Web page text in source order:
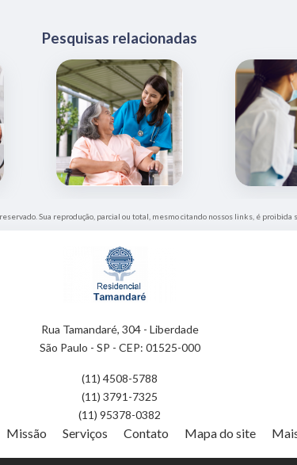
Pesquisas relacionadas
Sua reprodução, parcial ou total, mesmo citando nossos links, é
Rua Tamandaré, 304 - Liberdade
São Paulo - SP - CEP: 01525-000
(11) 4508-5788
(11) 3791-7325
(11) 95378-0382
Missão Serviços Contato Mapa do site